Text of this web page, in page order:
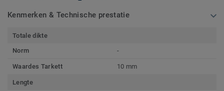
Kenmerken & Technische prestatie
Totale dikte
Norm
-
Waardes Tarkett 10 mm
Lengte